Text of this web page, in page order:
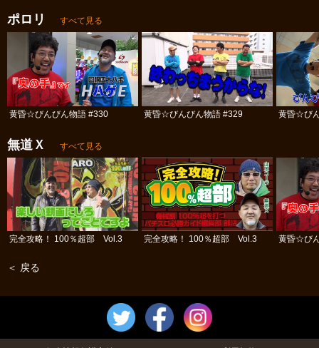
ポロリ すべて見る
黄昏☆びんびん物語 #330 黄昏☆びんびん物語 #329 黄昏☆び
無道Ｘ すべて見る
完全攻略！ 100％超部 Vol.3 完全攻略！ 100％超部 Vol.3 黄昏☆び
＜ 戻る